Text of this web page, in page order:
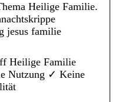
Heilige Familie.
jesus familie
Heilige Familie
Nutzung ✓ Keine